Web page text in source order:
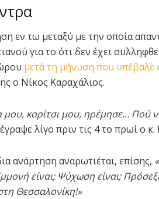
εν τω μεταξύ με την οποία
για το ότι δεν έχει
μετά τη μήνυση που υπέβαλε
ο Νίκος Καραχάλιος.
μου, κορίτσι μου, ηρέμησε… Πού
λίγο πριν τις 4 το πρωί ο κ.
ανάρτηση αναρωτιέται, επίσης,
είναι; Ψύχωση είναι;
Θεσσαλονίκη!»